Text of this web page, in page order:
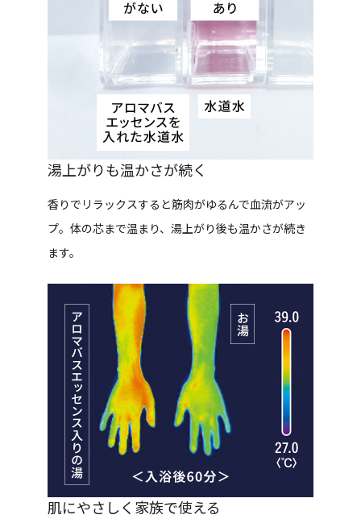
湯上がりも温かさが続く
香りでリラックスすると筋肉がゆるんで血流がアッ
プ。体の芯まで温まり、湯上がり後も温かさが続き
ます。
肌にやさしく家族で使える